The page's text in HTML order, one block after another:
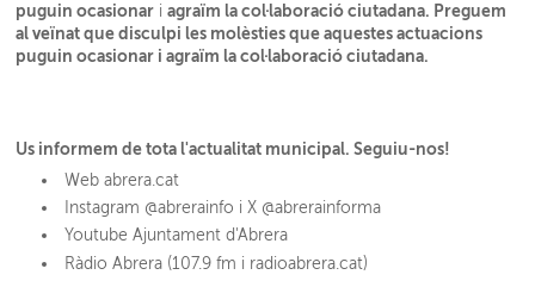
puguin ocasionar iagraïm lacol·laboració ciutadana. Preguem
al veïnat que disculpi les molèsties que aquestes actuacions
puguin ocasionar i agraïm la col·laboració ciutadana.
Us informem de tota l'actualitat municipal. Seguiu-nos!
Web abrera.cat
Instagram @abrerainfo i X @abrerainforma
Youtube Ajuntament d'Abrera
Ràdio Abrera (107.9 fm i radioabrera.cat)